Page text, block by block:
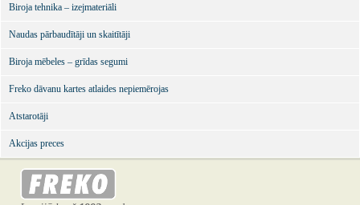
Biroja tehnika – izejmateriāli
Naudas pārbaudītāji un skaitītāji
Biroja mēbeles – grīdas segumi
Freko dāvanu kartes atlaides nepiemērojas
Atstarotāji
Akcijas preces